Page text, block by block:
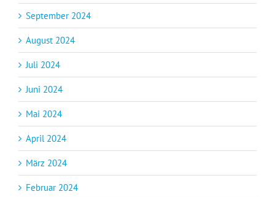
September 2024
August 2024
Juli 2024
Juni 2024
Mai 2024
April 2024
März 2024
Februar 2024